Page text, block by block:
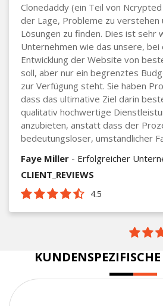
Clonedaddy (ein Teil von
der Lage, Probleme zu verstehen
Lösungen zu finden. Dies ist sehr
Unternehmen wie das unsere, bei
Entwicklung der Website von
soll, aber nur ein begrenztes
zur Verfügung steht. Sie haben
dass das ultimative Ziel darin
qualitativ hochwertige
anzubieten, anstatt dass der
bedeutungsloser, umständlicher
Faye Miller - Erfolgreicher
CLIENT_REVIEWS
4.5